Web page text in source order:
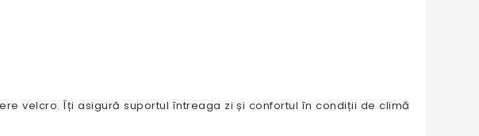
velcro. Îți asigură suportul întreaga zi și confortul în condiții de climă